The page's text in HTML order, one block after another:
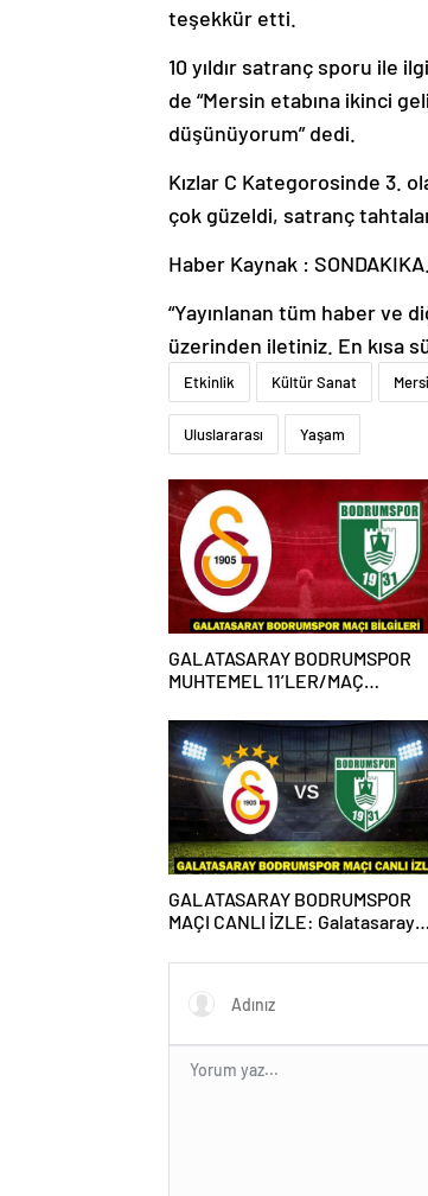
teşekkür etti.
10 yıldır satranç sporu ile
de “Mersin etabına ikinci
düşünüyorum” dedi.
Kızlar C Kategorosinde 3.
çok güzeldi, satranç
Haber Kaynak :
“Yayınlanan tüm haber ve
üzerinden iletiniz. En kısa
Etkinlik Kültür Sanat
Uluslararası Yaşam
GALATASARAY BODRUMSPOR
MUHTEMEL 11’LER/MAÇ
Bodrumspor maçı hangi
saat kaçta?
GALATASARAY BODRUMSPOR
MAÇI CANLI İZLE: Galatasaray